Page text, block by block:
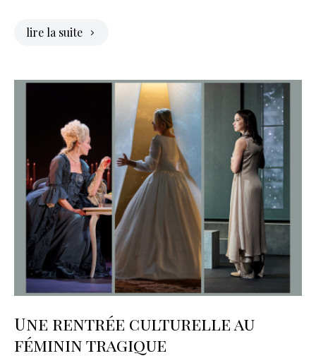
lire la suite
Une rentrée culturelle au
féminin tragique